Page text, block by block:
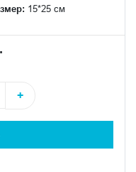
15*25 см
+